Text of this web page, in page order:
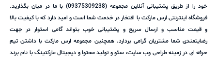
خود را از طریق پشتیبانی آنلاین مجموعه (09375309238) با ما در میان بگذارید.
فروشگاه اینترنتی ارس مارکت با افتخار در خدمت شما است و امید دارد که با کیفیت بالا
و قیمت مناسب و ارسال سریع و پشتیبانی خوب بتواند گامی استوار در جهت
رضایتمندی شما مشتریان گرامی بردارد. همچنین مجموعه ارس مارکت با داشتن تیم
حرفه ای در زمینه طراحی وب سایت، سئو و تولید محتوا و دیجیتال مارکتینگ با نام برند